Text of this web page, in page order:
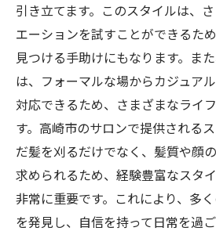
多様なスキンフェードス
現
顔立ちに合わせたスキン
高崎市で流行中のスキ
ーション
スキンフェードがもたら
ョン要素
多様性を持つスキンフェ
グテクニック
引き立てます。このスタイルは、
エーションを試すことができるた
見つける手助けにもなります。ま
は、フォーマルな場からカジュア
対応できるため、さまざまなライ
す。高崎市のサロンで提供される
だ髪を刈るだけでなく、髪質や顔
求められるため、経験豊富なスタ
非常に重要です。これにより、多
を発見し、自信を持って日常を過